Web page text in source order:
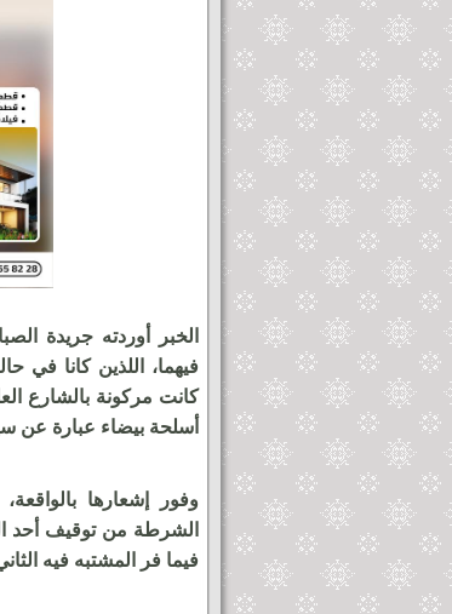
الخبر أوردته جريدة
فيهما، اللذين كانا
كانت مركونة بالشارع
أسلحة بيضاء عبارة عن
وفور إشعارها
الشرطة من توقيف أحد
فيما فر المشتبه فيه